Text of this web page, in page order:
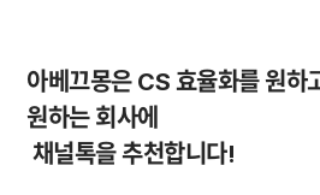
아베끄몽은 CS 효율화를 원하
원하는 회사에
채널톡을 추천합니다!